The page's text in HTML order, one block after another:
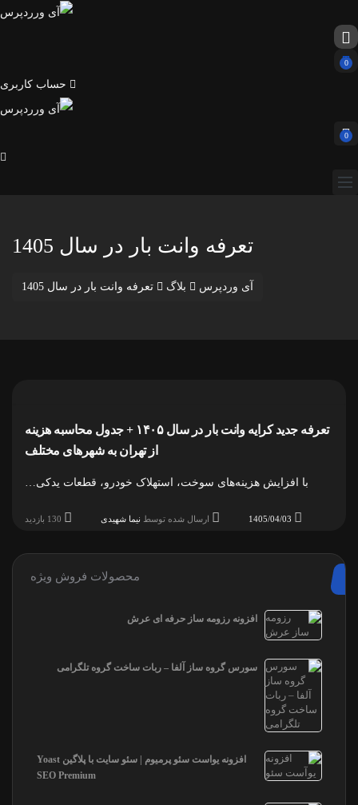
0
حساب کاربری
0
تعرفه وانت بار در سال 1405
آی وردپرس بلاگ تعرفه وانت بار در سال 1405
تعرفه جدید کرایه وانت بار در سال ۱۴۰۵ + جدول محاسبه هزینه
از تهران به شهرهای مختلف
با افزایش هزینه‌های سوخت، استهلاک خودرو، قطعات یدکی…
1405/04/03 ارسال شده توسط نیما شهیدی
محصولات فروش ویژه
افزونه رزومه ساز حرفه ای عرش
سورس گروه ساز آلفا – ربات ساخت گروه تلگرامی
افزونه یواست سئو پرمیوم | سئو سایت با پلاگین Yoast
SEO Premium